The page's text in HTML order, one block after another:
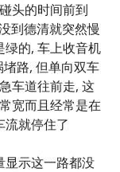
头的时间前到
到德清就突然慢
绿的, 车上收音机
路, 但单向双车
车道往前走, 这
宽而且经常是在
流就停住了
显示这一路都没